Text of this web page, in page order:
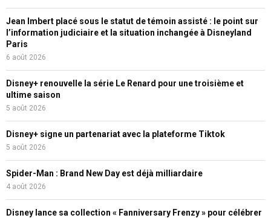
Jean Imbert placé sous le statut de témoin assisté : le point sur
l’information judiciaire et la situation inchangée à Disneyland
Paris
6 août 2026
Disney+ renouvelle la série Le Renard pour une troisième et
ultime saison
5 août 2026
Disney+ signe un partenariat avec la plateforme Tiktok
5 août 2026
Spider-Man : Brand New Day est déjà milliardaire
4 août 2026
Disney lance sa collection « Fanniversary Frenzy » pour célébrer